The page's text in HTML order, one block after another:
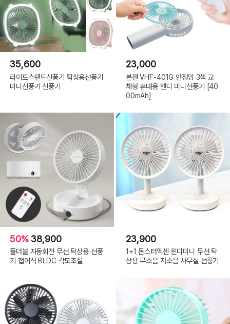
35,600
라이트스탠드선풍기 탁상용선풍기
미니선풍기 선풍기
23,000
본젠 VHF-401G 안정망 3색 교
체형 휴대용 핸디 미니선풍기 [40
00mAh]
50% 38,900
폴더블 자동회전 무선 탁상용 선풍
기 접이식 BLDC 각도조절
23,900
1+1 몬스터엑센 윈디미니 무선 탁
상용 무소음 저소음 사무실 선풍기